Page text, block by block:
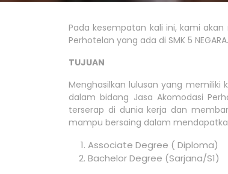
Pada kesempatan kali ini, kami
Perhotelan yang ada di SMK 5 NEGARA.
TUJUAN
Menghasilkan lulusan yang
dalam bidang Jasa Akomodasi
terserap di dunia kerja dan
mampu bersaing dalam
Associate Degree ( Diploma)
Bachelor Degree (Sarjana/S1)